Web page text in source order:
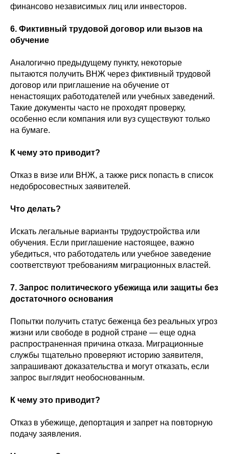
финансово независимых лиц или инвесторов.
6. Фиктивный трудовой договор или вызов на
обучение
Аналогично предыдущему пункту, некоторые
пытаются получить ВНЖ через фиктивный трудовой
договор или приглашение на обучение от
ненастоящих работодателей или учебных заведений.
Такие документы часто не проходят проверку,
особенно если компания или вуз существуют только
на бумаге.
К чему это приводит?
Отказ в визе или ВНЖ, а также риск попасть в список
недобросовестных заявителей.
Что делать?
Искать легальные варианты трудоустройства или
обучения. Если приглашение настоящее, важно
убедиться, что работодатель или учебное заведение
соответствуют требованиям миграционных властей.
7. Запрос политического убежища или защиты без
достаточного основания
Попытки получить статус беженца без реальных угроз
жизни или свободе в родной стране — еще одна
распространенная причина отказа. Миграционные
службы тщательно проверяют историю заявителя,
запрашивают доказательства и могут отказать, если
запрос выглядит необоснованным.
К чему это приводит?
Отказ в убежище, депортация и запрет на повторную
подачу заявления.